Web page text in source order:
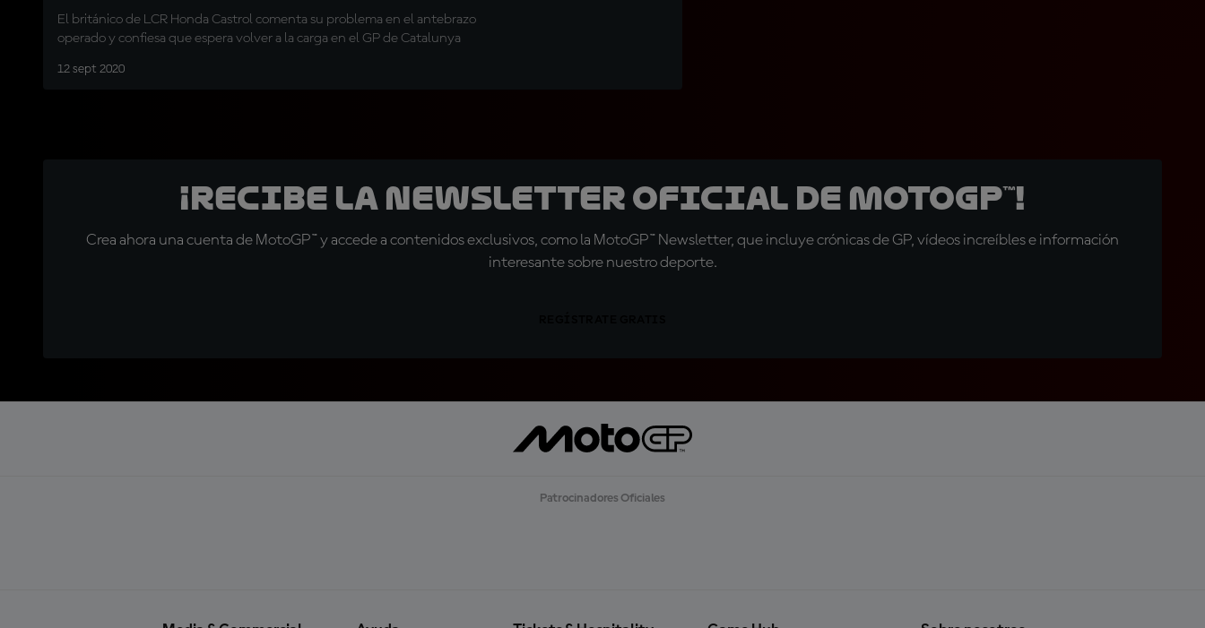
El británico de LCR Honda Castrol comenta su problema en el antebrazo
operado y confiesa que espera volver a la carga en el GP de Catalunya
12 sept 2020
¡Recibe la Newsletter oficial de MotoGP™!
Crea ahora una cuenta de MotoGP™ y accede a contenidos exclusivos, como la MotoGP™ Newsletter, que incluye crónicas de GP, vídeos increíbles e información
interesante sobre nuestro deporte.
Patrocinadores Oficiales